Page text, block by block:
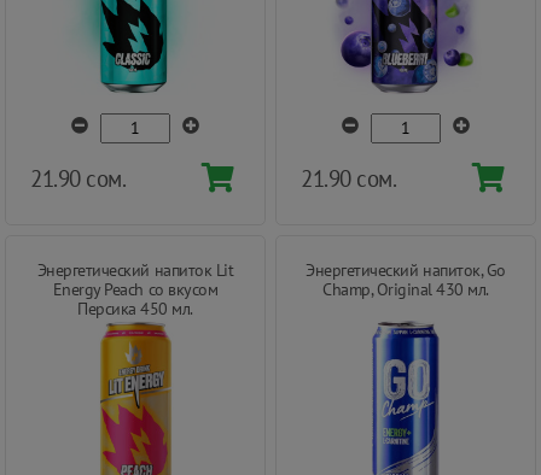
21.90 сом. 21.90 сом.
Энергетический напиток Lit
Energy Peach со вкусом
Персика 450 мл.
Энергетический напиток, Go
Champ, Original 430 мл.